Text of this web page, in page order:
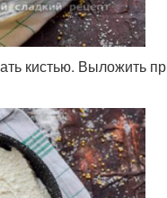
кистью. Выложить